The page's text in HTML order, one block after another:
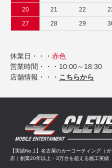
20
21 22
27
28 29
休業日・・・ 赤色
営業時間・・・10:00～18:30
店舗情報・・・ こちらから
【実績No.1】名古屋のカーコーティング（
店｜創業20年以上・3万台を超える施工実績